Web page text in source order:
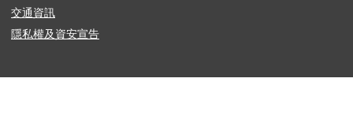
交通資訊
隱私權及資安宣告